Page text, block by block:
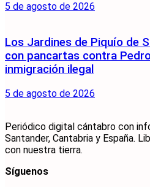
5 de agosto de 2026
Los Jardines de Piquío de
con pancartas contra
inmigración ilegal
5 de agosto de 2026
Periódico digital cántabro con
Santander, Cantabria y España.
con nuestra tierra.
Síguenos